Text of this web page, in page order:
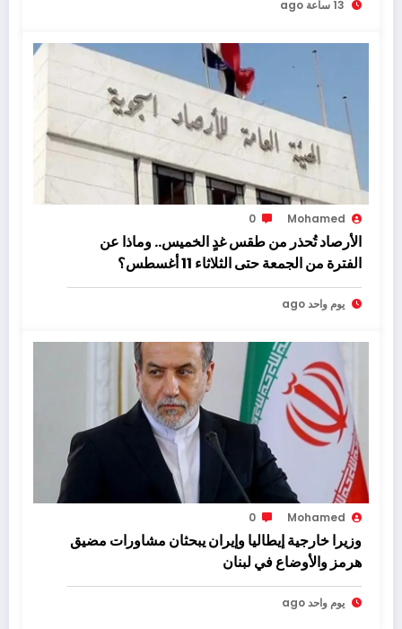
13 ساعة ago
Mohamed
0
الأرصاد تُحذر من طقس غدٍ الخميس.. وماذا عن
الفترة من الجمعة حتى الثلاثاء 11 أغسطس؟
يوم واحد ago
Mohamed
0
وزيرا خارجية إيطاليا وإيران يبحثان مشاورات مضيق
هرمز والأوضاع في لبنان
يوم واحد ago